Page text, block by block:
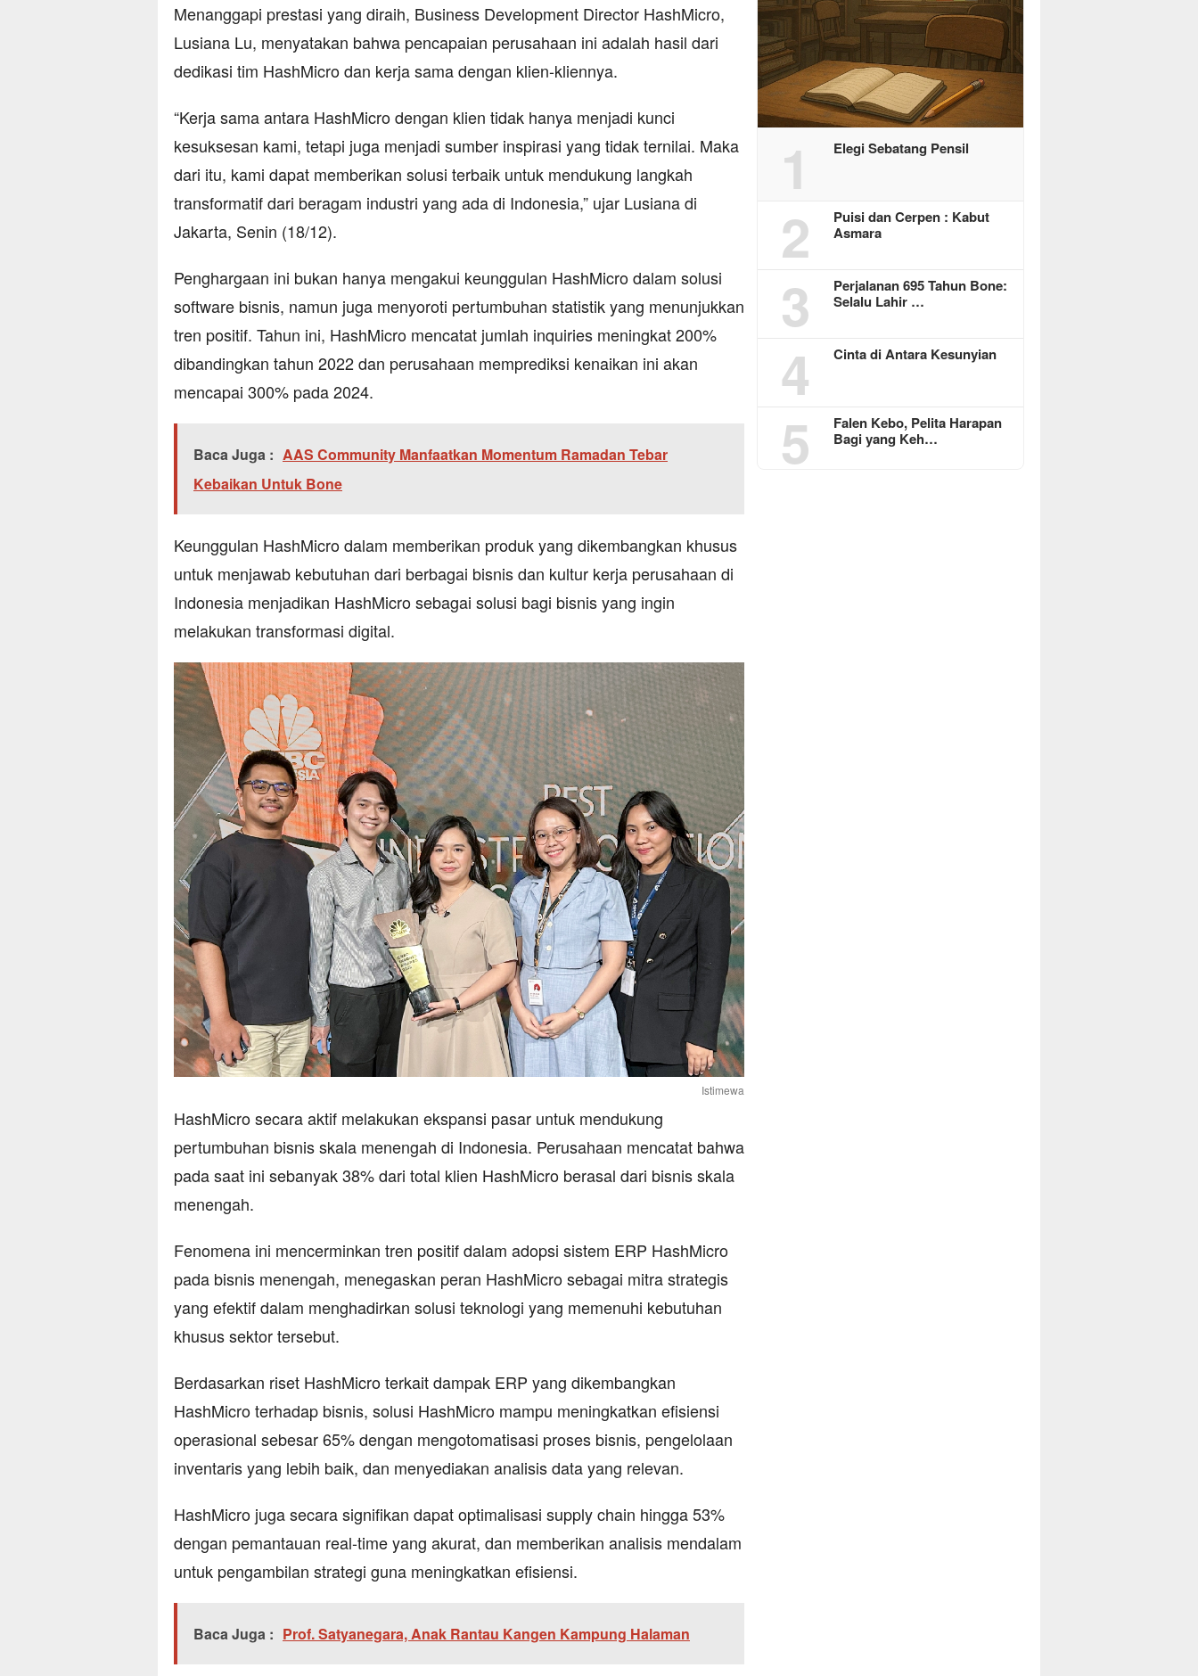
Menanggapi prestasi yang diraih, Business Development Director HashMicro,
Lusiana Lu, menyatakan bahwa pencapaian perusahaan ini adalah hasil dari
dedikasi tim HashMicro dan kerja sama dengan klien-kliennya.
“Kerja sama antara HashMicro dengan klien tidak hanya menjadi kunci
kesuksesan kami, tetapi juga menjadi sumber inspirasi yang tidak ternilai. Maka
dari itu, kami dapat memberikan solusi terbaik untuk mendukung langkah
transformatif dari beragam industri yang ada di Indonesia,” ujar Lusiana di
Jakarta, Senin (18/12).
Penghargaan ini bukan hanya mengakui keunggulan HashMicro dalam solusi
software bisnis, namun juga menyoroti pertumbuhan statistik yang menunjukkan
tren positif. Tahun ini, HashMicro mencatat jumlah inquiries meningkat 200%
dibandingkan tahun 2022 dan perusahaan memprediksi kenaikan ini akan
mencapai 300% pada 2024.
Baca Juga : AAS Community Manfaatkan Momentum Ramadan Tebar
Kebaikan Untuk Bone
Keunggulan HashMicro dalam memberikan produk yang dikembangkan khusus
untuk menjawab kebutuhan dari berbagai bisnis dan kultur kerja perusahaan di
Indonesia menjadikan HashMicro sebagai solusi bagi bisnis yang ingin
melakukan transformasi digital.
Istimewa
HashMicro secara aktif melakukan ekspansi pasar untuk mendukung
pertumbuhan bisnis skala menengah di Indonesia. Perusahaan mencatat bahwa
pada saat ini sebanyak 38% dari total klien HashMicro berasal dari bisnis skala
menengah.
Fenomena ini mencerminkan tren positif dalam adopsi sistem ERP HashMicro
pada bisnis menengah, menegaskan peran HashMicro sebagai mitra strategis
yang efektif dalam menghadirkan solusi teknologi yang memenuhi kebutuhan
khusus sektor tersebut.
Berdasarkan riset HashMicro terkait dampak ERP yang dikembangkan
HashMicro terhadap bisnis, solusi HashMicro mampu meningkatkan efisiensi
operasional sebesar 65% dengan mengotomatisasi proses bisnis, pengelolaan
inventaris yang lebih baik, dan menyediakan analisis data yang relevan.
HashMicro juga secara signifikan dapat optimalisasi supply chain hingga 53%
dengan pemantauan real-time yang akurat, dan memberikan analisis mendalam
untuk pengambilan strategi guna meningkatkan efisiensi.
Baca Juga : Prof. Satyanegara, Anak Rantau Kangen Kampung Halaman
1 Elegi Sebatang Pensil
2
Puisi dan Cerpen : Kabut
Asmara
3
Perjalanan 695 Tahun Bone:
Selalu Lahir …
4 Cinta di Antara Kesunyian
5
Falen Kebo, Pelita Harapan
Bagi yang Keh…